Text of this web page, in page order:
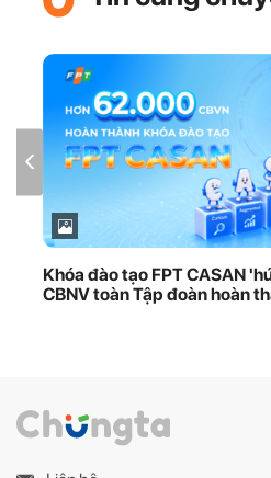
Khóa đào tạo FPT CASAN
CBNV toàn Tập đoàn hoàn